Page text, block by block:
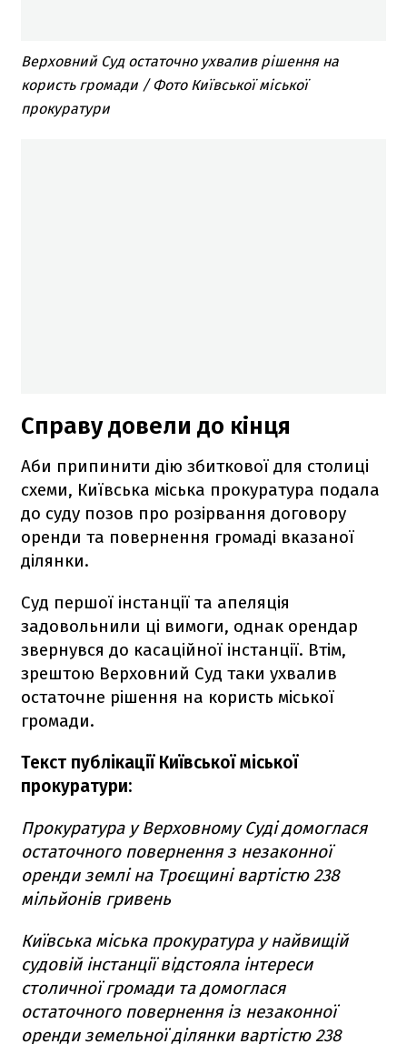
Верховний Суд остаточно ухвалив рішення на
користь громади / Фото Київської міської
прокуратури
Справу довели до кінця
Аби припинити дію збиткової для столиці
схеми, Київська міська прокуратура подала
до суду позов про розірвання договору
оренди та повернення громаді вказаної
ділянки.
Суд першої інстанції та апеляція
задовольнили ці вимоги, однак орендар
звернувся до касаційної інстанції. Втім,
зрештою Верховний Суд таки ухвалив
остаточне рішення на користь міської
громади.
Текст публікації Київської міської
прокуратури:
Прокуратура у Верховному Суді домоглася
остаточного повернення з незаконної
оренди землі на Троєщині вартістю 238
мільйонів гривень
Київська міська прокуратура у найвищій
судовій інстанції відстояла інтереси
столичної громади та домоглася
остаточного повернення із незаконної
оренди земельної ділянки вартістю 238